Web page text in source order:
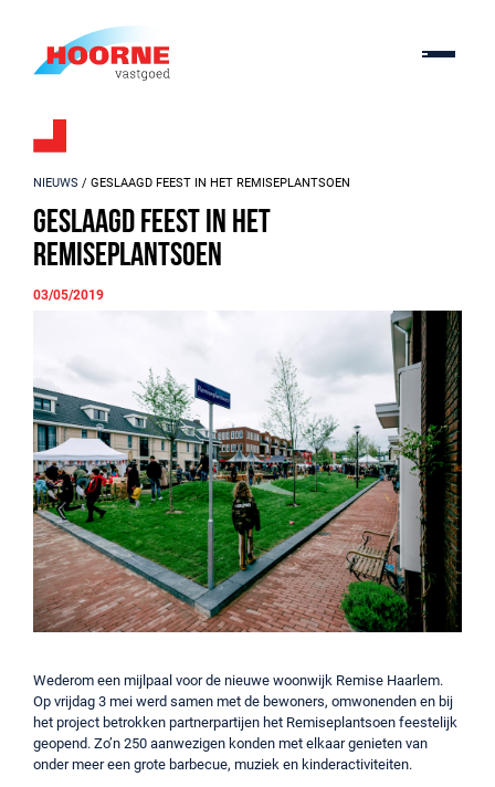
NIEUWS / GESLAAGD FEEST IN HET REMISEPLANTSOEN
Geslaagd feest in het
Remiseplantsoen
03/05/2019
Wederom een mijlpaal voor de nieuwe woonwijk Remise Haarlem.
Op vrijdag 3 mei werd samen met de bewoners, omwonenden en bij
het project betrokken partnerpartijen het Remiseplantsoen feestelijk
geopend. Zo’n 250 aanwezigen konden met elkaar genieten van
onder meer een grote barbecue, muziek en kinderactiviteiten.